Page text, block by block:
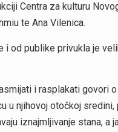
Centra za kulturu
te Ana Vilenica.
od publike privukla je
i rasplakati govori
u njihovoj otočkoj
iznajmljivanje stana, a